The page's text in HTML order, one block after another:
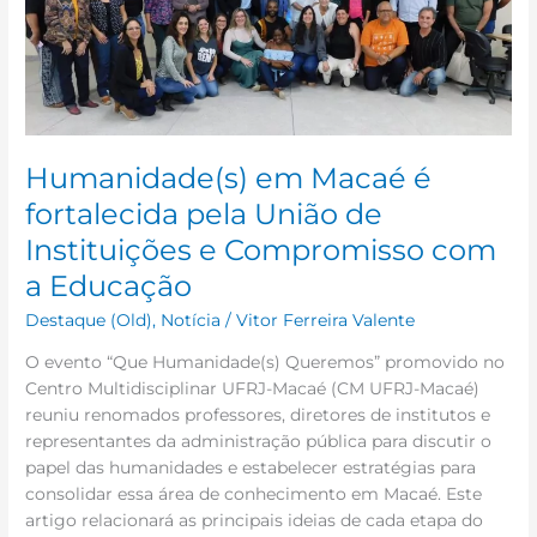
Humanidade(s) em Macaé é
fortalecida pela União de
Instituições e Compromisso com
a Educação
Destaque (Old), Notícia /Vitor Ferreira Valente
O evento “Que Humanidade(s) Queremos” promovido no
Centro Multidisciplinar UFRJ-Macaé (CM UFRJ-Macaé)
reuniu renomados professores, diretores de institutos e
representantes da administração pública para discutir o
papel das humanidades e estabelecer estratégias para
consolidar essa área de conhecimento em Macaé. Este
artigo relacionará as principais ideias de cada etapa do
pela
União
de
Instituições
com
a
Educação